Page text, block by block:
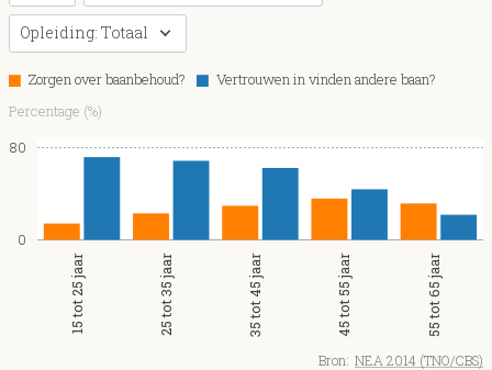
Opleiding: Totaal
Percentage (%)
Zorgen over baanbehoud? Vertrouwen in vinden andere baan?
15 tot 25 jaar 25 tot 35 jaar 35 tot 45 jaar 45 tot 55 jaar 55 tot 65 jaar
80
0
Bron: NEA 2014 (TNO/CBS)